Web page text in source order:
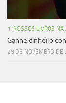
1-NOSSOS LIVROS NA
Ganhe dinheiro
28 DE NOVEMBRO DE